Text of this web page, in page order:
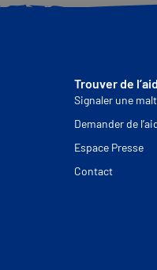
Trouver de
Signaler une
Demander de
Espace Presse
Contact